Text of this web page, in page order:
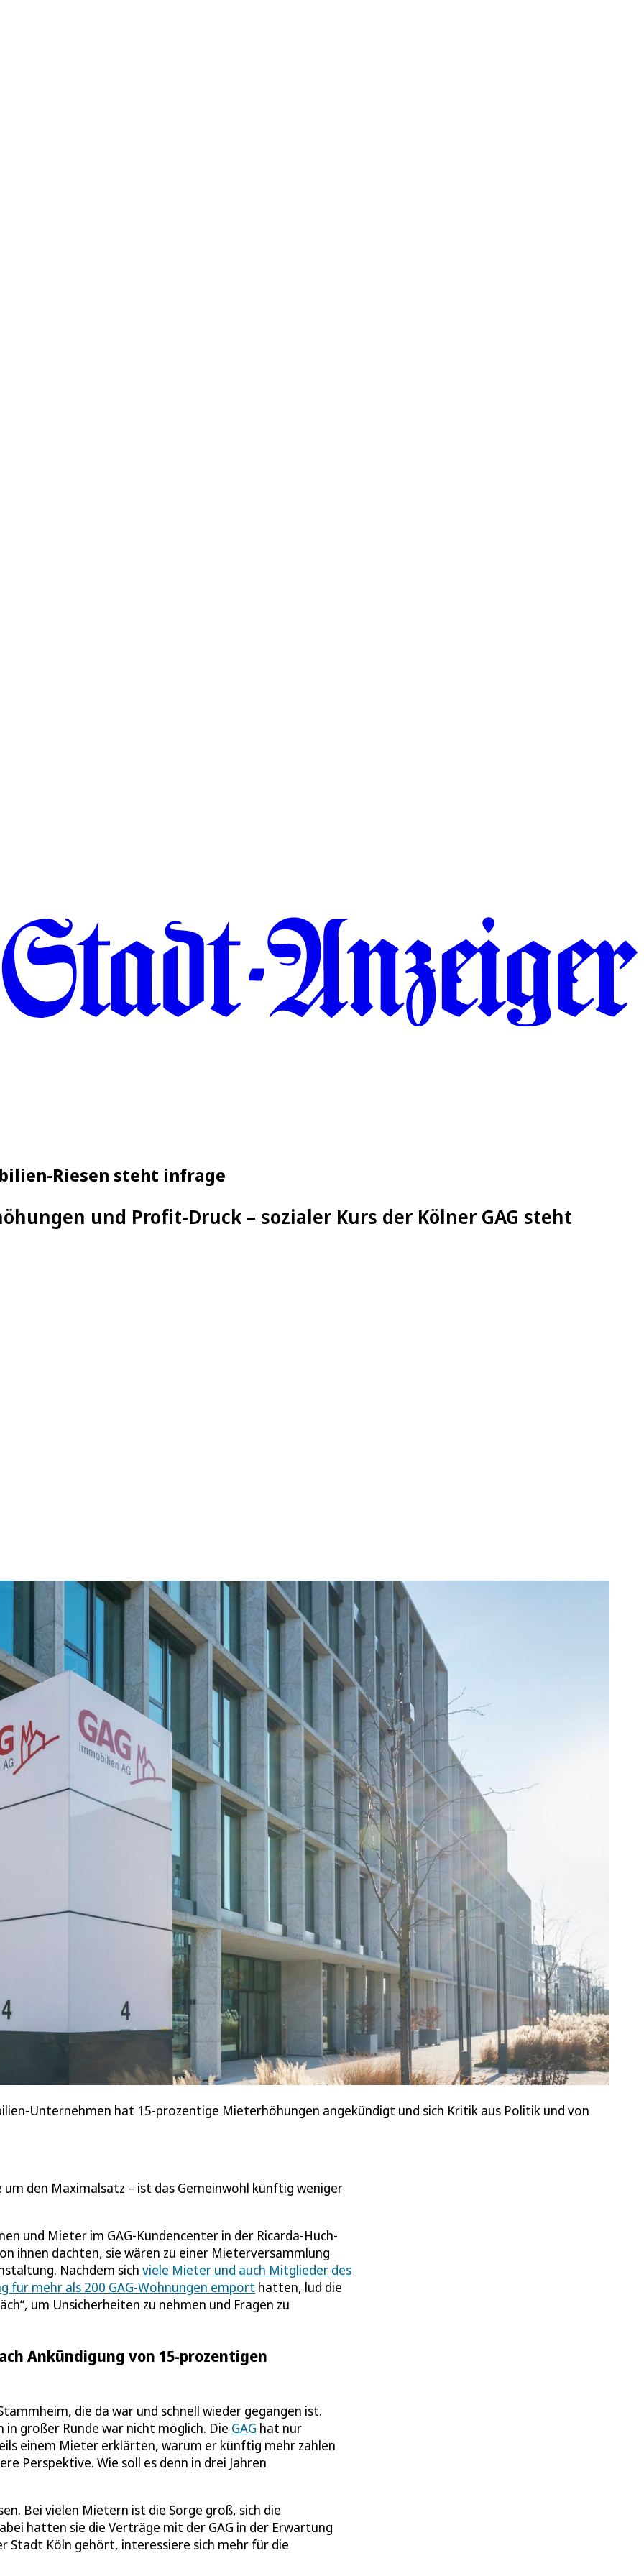
Riesen steht infrage
und Profit-Druck – sozialer Kurs der Kölner GAG steht
Unternehmen hat 15-prozentige Mieterhöhungen angekündigt und sich Kritik aus Politik und von
den Maximalsatz – ist das Gemeinwohl künftig weniger
und Mieter im GAG-Kundencenter in der Ricarda-Huch-
ihnen dachten, sie wären zu einer Mieterversammlung
Nachdem sich viele Mieter und auch Mitglieder des
mehr als 200 GAG-Wohnungen empört hatten, lud die
um Unsicherheiten zu nehmen und Fragen zu
Ankündigung von 15-prozentigen
die da war und schnell wieder gegangen ist.
großer Runde war nicht möglich. Die GAG hat nur
einem Mieter erklärten, warum er künftig mehr zahlen
Perspektive. Wie soll es denn in drei Jahren
Bei vielen Mietern ist die Sorge groß, sich die
hatten sie die Verträge mit der GAG in der Erwartung
Stadt Köln gehört, interessiere sich mehr für die